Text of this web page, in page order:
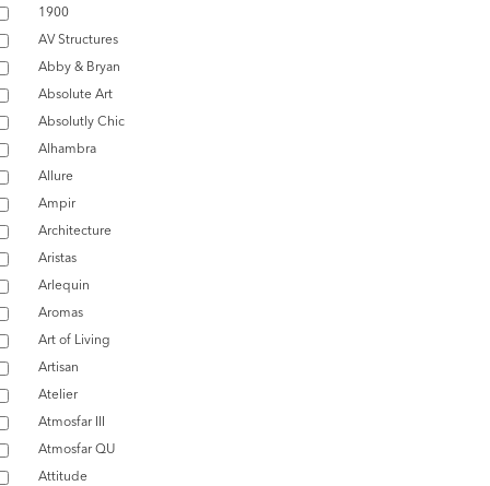
1900
AV Structures
Abby & Bryan
Absolute Art
Absolutly Chic
Alhambra
Allure
Ampir
Architecture
Aristas
Arlequin
Aromas
Art of Living
Artisan
Atelier
Atmosfar III
Atmosfar QU
Attitude